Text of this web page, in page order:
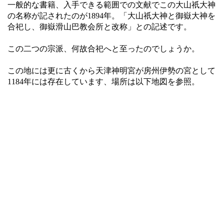
一般的な書籍、入手できる範囲での文献でこの大山祇大神
の名称が記されたのが1894年。「大山祇大神と御嶽大神を
合祀し、御嶽滑山巴教会所と改称」との記述です。
この二つの宗派、何故合祀へと至ったのでしょうか。
この地には更に古くから天津神明宮が房州伊勢の宮として
1184年には存在しています、場所は以下地図を参照。